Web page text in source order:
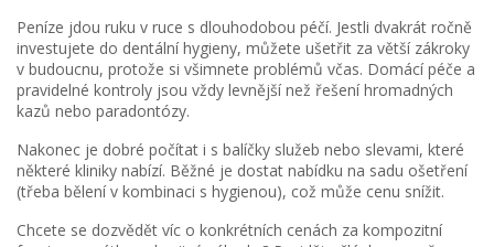
Peníze jdou ruku v ruce s dlouhodobou péčí. Jestli dvakrát ročně
investujete do dentální hygieny, můžete ušetřit za větší zákroky
v budoucnu, protože si všimnete problémů včas. Domácí péče a
pravidelné kontroly jsou vždy levnější než řešení hromadných
kazů nebo paradontózy.
Nakonec je dobré počítat i s balíčky služeb nebo slevami, které
některé kliniky nabízí. Běžné je dostat nabídku na sadu ošetření
(třeba bělení v kombinaci s hygienou), což může cenu snížit.
Chcete se dozvědět víc o konkrétních cenách za kompozitní